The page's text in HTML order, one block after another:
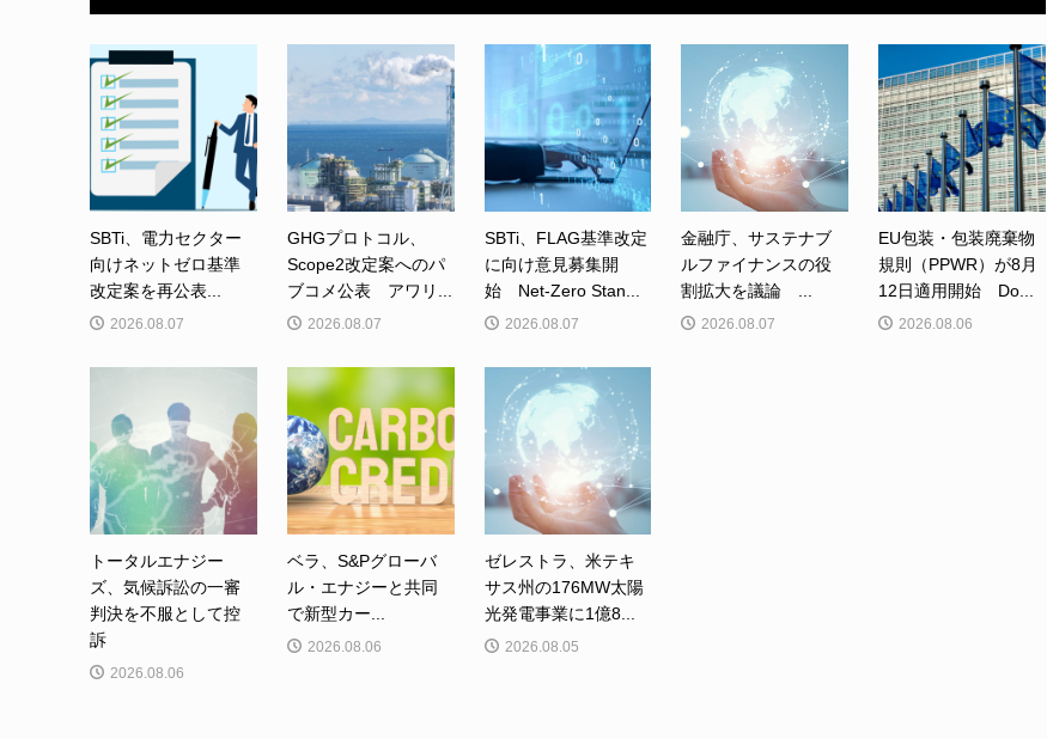
SBTi、電力セクター
向けネットゼロ基準
改定案を再公表...
2026.08.07
GHGプロトコル、
Scope2改定案へのパ
ブコメ公表 アワリ...
2026.08.07
SBTi、FLAG基準改定
に向け意見募集開
始 Net-Zero Stan...
2026.08.07
金融庁、サステナブ
ルファイナンスの役
割拡大を議論 ...
2026.08.07
EU包装・包装廃棄物
規則（PPWR）が8月
12日適用開始 Do...
2026.08.06
トータルエナジー
ズ、気候訴訟の一審
判決を不服として控
訴
2026.08.06
ベラ、S&Pグローバ
ル・エナジーと共同
で新型カー...
2026.08.06
ゼレストラ、米テキ
サス州の176MW太陽
光発電事業に1億8...
2026.08.05